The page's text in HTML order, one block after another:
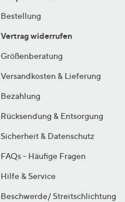
Bestellung
Vertrag widerrufen
Größenberatung
Versandkosten & Lieferung
Bezahlung
Rücksendung & Entsorgung
Sicherheit & Datenschutz
FAQs - Häufige Fragen
Hilfe & Service
Beschwerde/ Streitschlichtung